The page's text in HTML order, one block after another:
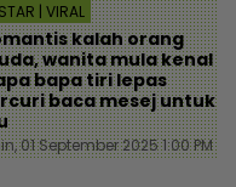
| VIRAL
kalah orang
wanita mula kenal
bapa tiri lepas
baca mesej untuk
01 September 2025 1:00 PM